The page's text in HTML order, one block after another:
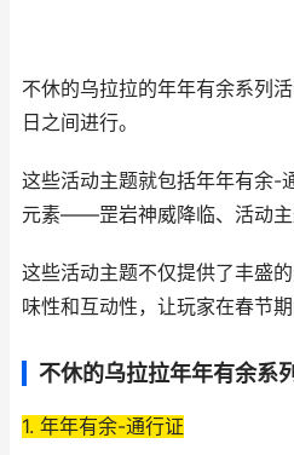
不休的乌拉拉的年年有余系列
日之间进行。
这些活动主题就包括年年有余-
元素——罡岩神威降临、活动主
这些活动主题不仅提供了丰盛
味性和互动性，让玩家在春节
不休的乌拉拉年年有余系
1. 年年有余-通行证